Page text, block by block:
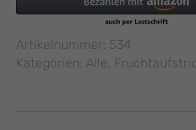
Artikelnummer: 534
Kategorien: Alle,